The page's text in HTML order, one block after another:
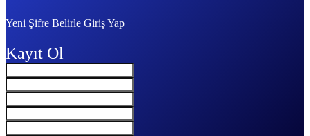
Yeni Şifre Belirle Giriş Yap
Kayıt Ol